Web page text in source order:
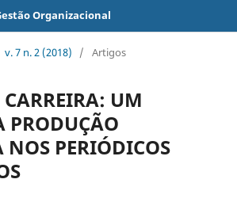
Organizacional
v. 7 n. 2 (2018) / Artigos
CARREIRA: UM
PRODUÇÃO
NOS PERIÓDICOS